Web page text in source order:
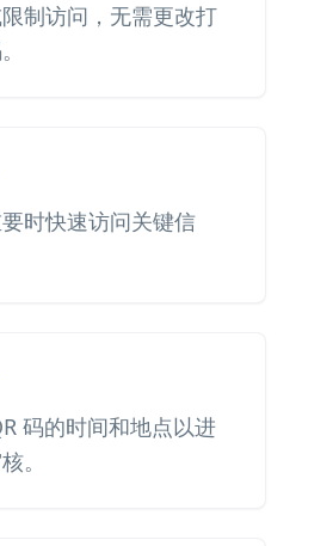
制访问，无需更改打
时快速访问关键信
码的时间和地点以进
。